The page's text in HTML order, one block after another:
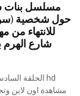
حول شخصية
للانتهاء من
شارع الهرم
مشاهدة اون لاين